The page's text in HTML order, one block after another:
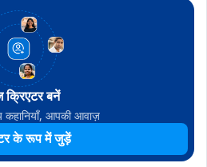
क्रिएटर बनें
कहानियाँ, आपकी आवाज़
के रूप में जुड़ें